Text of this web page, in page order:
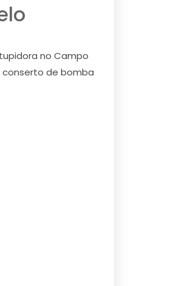
no Campo
conserto de bomba